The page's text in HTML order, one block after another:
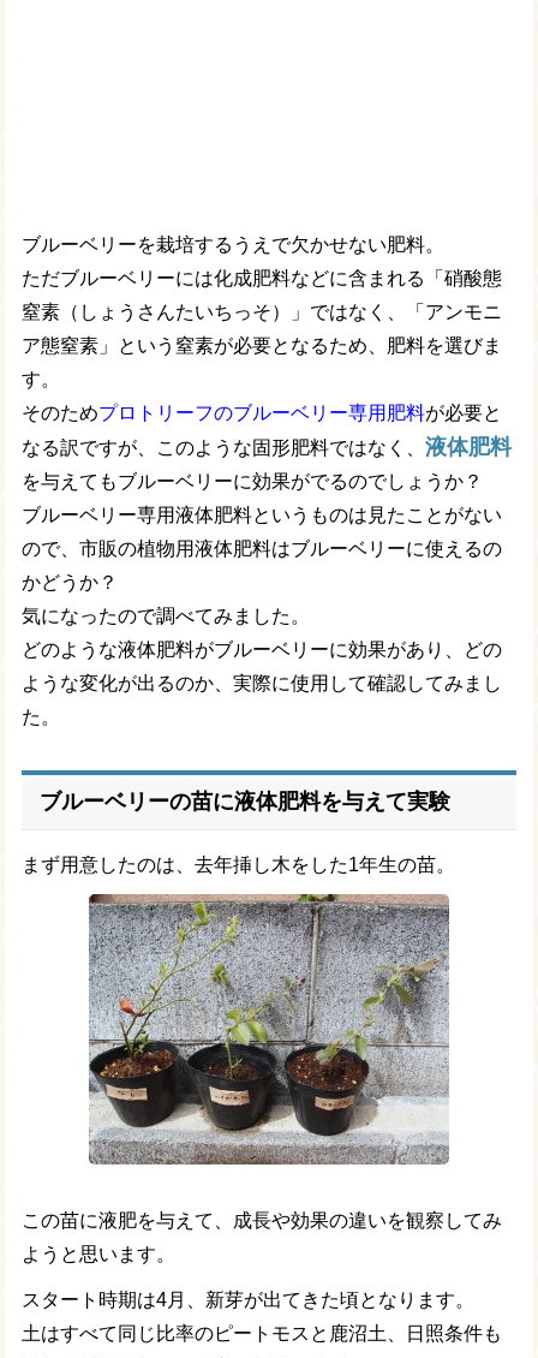
ブルーベリーを栽培するうえで欠かせない肥料。
ただブルーベリーには化成肥料などに含まれる「硝酸態
窒素（しょうさんたいちっそ）」ではなく、「アンモニ
ア態窒素」という窒素が必要となるため、肥料を選びま
す。
そのためプロトリーフのブルーベリー専用肥料が必要と
なる訳ですが、このような固形肥料ではなく、 液体肥料
を与えてもブルーベリーに効果がでるのでしょうか？
ブルーベリー専用液体肥料というものは見たことがない
ので、市販の植物用液体肥料はブルーベリーに使えるの
かどうか？
気になったので調べてみました。
どのような液体肥料がブルーベリーに効果があり、どの
ような変化が出るのか、実際に使用して確認してみまし
た。
ブルーベリーの苗に液体肥料を与えて実験
まず用意したのは、去年挿し木をした1年生の苗。
この苗に液肥を与えて、成長や効果の違いを観察してみ
ようと思います。
スタート時期は4月、新芽が出てきた頃となります。
土はすべて同じ比率のピートモスと鹿沼土、日照条件も